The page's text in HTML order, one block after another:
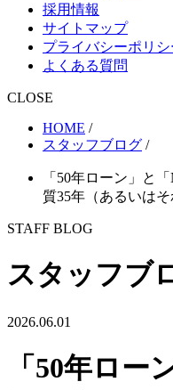
採用情報
サイトマップ
プライバシーポリシ
よくある質問
CLOSE
HOME /
スタッフブログ /
「50年ローン」と
質35年（あるいは
STAFF BLOG
スタッフブ
2026.06.01
「50年ロー